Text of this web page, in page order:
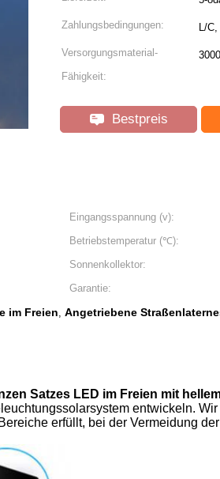
Zahlungsbedingungen: L/
Versorgungsmaterial-
Fähigkeit:
Bestpreis
Eingangsspannung (v):
Betriebstemperatur (℃):
Sonnenkollektor:
Garantie:
im Freien, Angetriebene
Satzes LED im Freien mit
entwickeln.
erfüllt, bei der Vermeidung